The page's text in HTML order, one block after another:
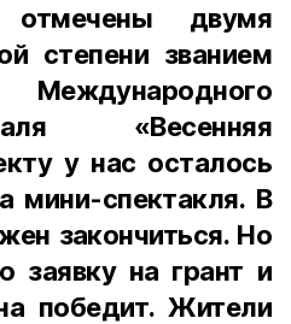
двумя
степени званием
«Весенняя
у нас осталось
мини-спектакля. В
закончиться. Но
заявку на грант и
победит. Жители